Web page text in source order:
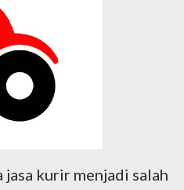
kurir menjadi salah